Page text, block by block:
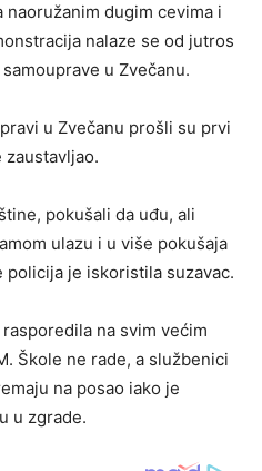
naoružanim dugim cevima i
nalaze se od jutros
u Zvečanu.
u Zvečanu prošli su prvi
zaustavljao.
pokušali da uđu, ali
ulazu i u više pokušaja
je iskoristila suzavac.
na svim većim
Škole ne rade, a službenici
na posao iako je
u zgrade.